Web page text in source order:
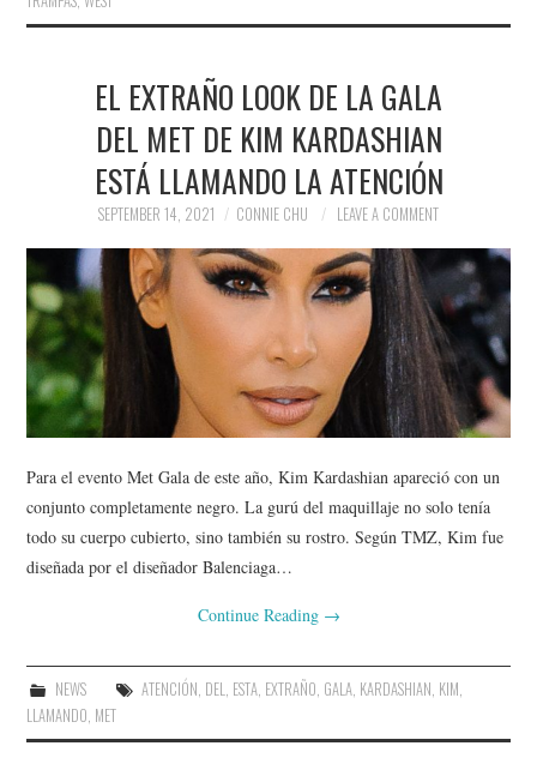
EL EXTRAÑO LOOK DE LA GALA
DEL MET DE KIM KARDASHIAN
ESTÁ LLAMANDO LA ATENCIÓN
SEPTEMBER 14, 2021 CONNIE CHU LEAVE A COMMENT
Para el evento Met Gala de este año, Kim Kardashian apareció con un
conjunto completamente negro. La gurú del maquillaje no solo tenía
todo su cuerpo cubierto, sino también su rostro. Según TMZ, Kim fue
diseñada por el diseñador Balenciaga…
Continue Reading →
NEWS ATENCIÓN, DEL, ESTA, EXTRAÑO, GALA, KARDASHIAN, KIM,
LLAMANDO, MET